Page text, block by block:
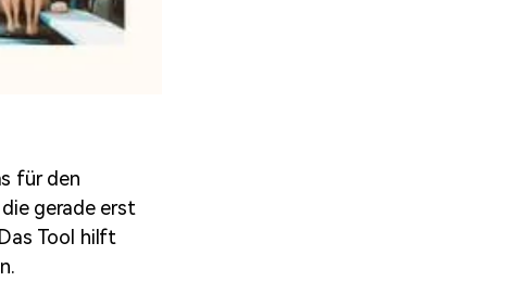
für den
gerade erst
Tool hilft